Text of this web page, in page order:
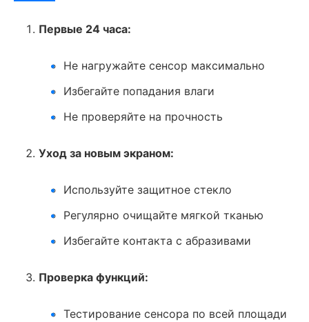
Первые 24 часа:
Не нагружайте сенсор максимально
Избегайте попадания влаги
Не проверяйте на прочность
Уход за новым экраном:
Используйте защитное стекло
Регулярно очищайте мягкой тканью
Избегайте контакта с абразивами
Проверка функций:
Тестирование сенсора по всей площади